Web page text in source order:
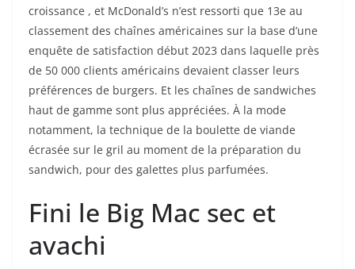
croissance , et McDonald’s n’est ressorti que 13e au
classement des chaînes américaines sur la base d’une
enquête de satisfaction début 2023 dans laquelle près
de 50 000 clients américains devaient classer leurs
préférences de burgers. Et les chaînes de sandwiches
haut de gamme sont plus appréciées. À la mode
notamment, la technique de la boulette de viande
écrasée sur le gril au moment de la préparation du
sandwich, pour des galettes plus parfumées.
Fini le Big Mac sec et
avachi